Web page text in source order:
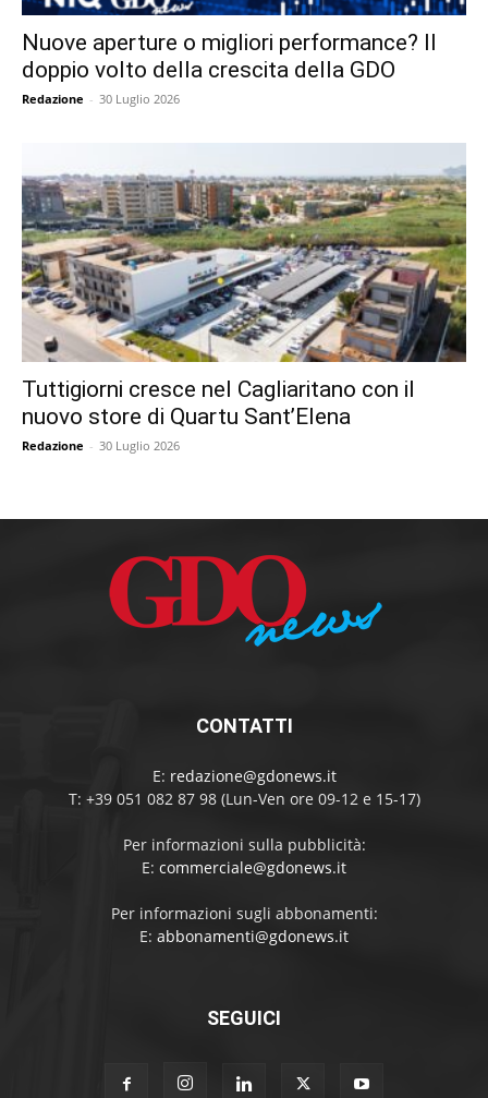
Nuove aperture o migliori performance? Il
doppio volto della crescita della GDO
Redazione - 30 Luglio 2026
Tuttigiorni cresce nel Cagliaritano con il
nuovo store di Quartu Sant’Elena
Redazione - 30 Luglio 2026
CONTATTI
E: redazione@gdonews.it
T: +39 051 082 87 98 (Lun-Ven ore 09-12 e 15-17)
Per informazioni sulla pubblicità:
E: commerciale@gdonews.it
Per informazioni sugli abbonamenti:
E: abbonamenti@gdonews.it
SEGUICI